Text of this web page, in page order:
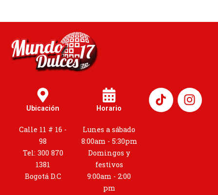
Ubicación
Calle 11 # 16 -
98
Tel: 300 870
1381
Bogotá D.C
Horario
Lunes a sábado
8:00am - 5:30pm
Domingos y
festivos
9:00am - 2:00
pm
I
n
s